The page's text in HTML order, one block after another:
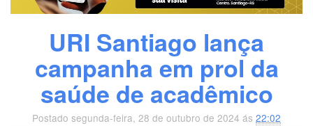
URI Santiago lança
campanha em prol da
saúde de acadêmico
Postado segunda-feira, 28 de outubro de 2024 ás 22:02